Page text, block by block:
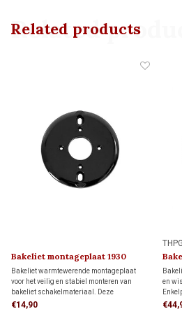
Related products
Related
Bakeliet montageplaat 1930
Bakeliet warmtewerende montageplaat
voor het veilig en stabiel monteren van
bakeliet schakelmateriaal. Deze
montageplaat past op één inbouwdoos,
€14,90
THPG
en
een